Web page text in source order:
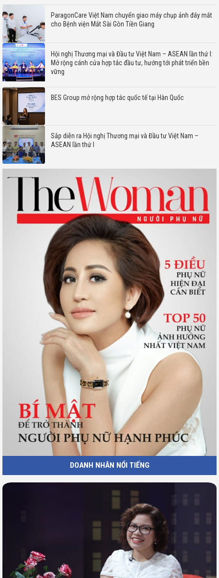
ParagonCare Việt Nam chuyển giao máy chụp ảnh đáy mắt
cho Bệnh viện Mắt Sài Gòn Tiền Giang
Hội nghị Thương mại và Đầu tư Việt Nam – ASEAN lần thứ I:
Mở rộng cánh cửa hợp tác đầu tư, hướng tới phát triển bền
vững
BES Group mở rộng hợp tác quốc tế tại Hàn Quốc
Sắp diễn ra Hội nghị Thương mại và Đầu tư Việt Nam –
ASEAN lần thứ I
DOANH NHÂN NỔI TIẾNG